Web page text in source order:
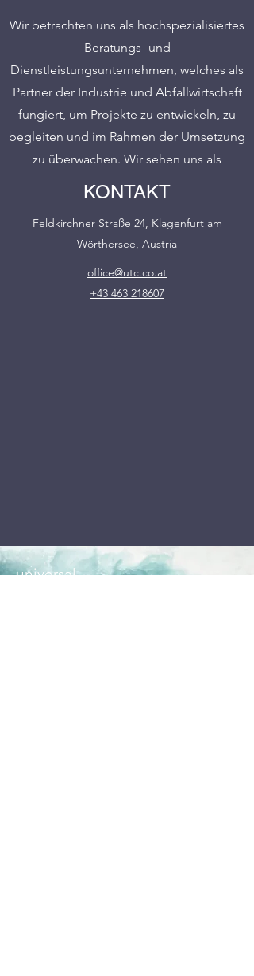
Wir betrachten uns als hochspezialisiertes
Beratungs- und
Dienstleistungsunternehmen, welches als
Partner der Industrie und Abfallwirtschaft
fungiert, um Projekte zu entwickeln, zu
begleiten und im Rahmen der Umsetzung
zu überwachen. Wir sehen uns als
Bindeglied zwischen Projektwerber und
der Behörde und als konstruktiver
Fachberater für alle Beteiligten
KONTAKT
Feldkirchner Straße 24, Klagenfurt am
Wörthersee, Austria
office@utc.co.at
+43 463 218607
universal